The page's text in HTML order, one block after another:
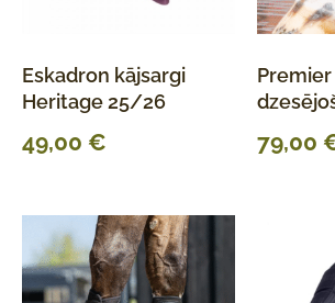
Eskadron kājsargi
Heritage 25/26
49,00 € 79,00